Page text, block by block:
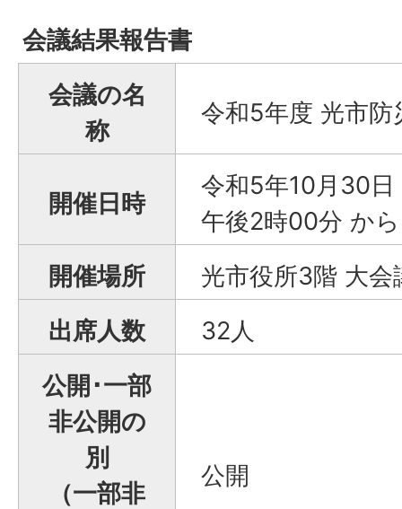
会議結果報告書
会議の名
称
令和5年度 光市防
開催日時
令和5年10月30日
午後2時00分 か
開催場所
光市役所3階 大会
出席人数
32人
公開･一部
非公開の
別
（一部非
公開